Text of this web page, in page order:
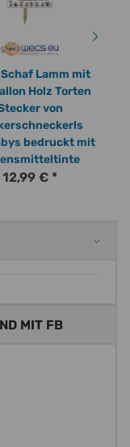
Lamm mit
Holz Torten
von
bedruckt mit
12,99 € *
MIT FB